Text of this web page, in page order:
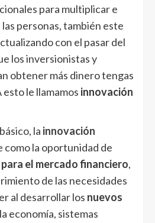
para multiplicar e
personas, también este
con el pasar del
los inversionistas y
obtener más dinero tengas
esto le llamamos innovación
la innovación
como la oportunidad de
el mercado financiero,
de las necesidades
al desarrollar los nuevos
economía, sistemas